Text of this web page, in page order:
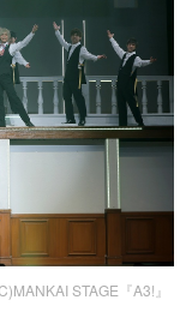
STAGE『A3!』